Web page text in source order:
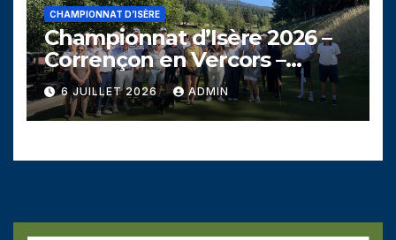
CHAMPIONNAT D’ISÈRE
Championnat d’Isère 2026 –
Corrençon en Vercors –
Dimanche 5 juillet
6 JUILLET 2026 ADMIN